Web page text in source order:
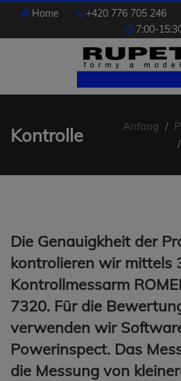
Home +420 776 705 246
7:00-
Kontrolle Anfang
Die Genauigkheit der
kontrolieren wir mittels
Kontrollmessarm
7320. Für die
verwenden wir
Powerinspect. Das
die Messung von